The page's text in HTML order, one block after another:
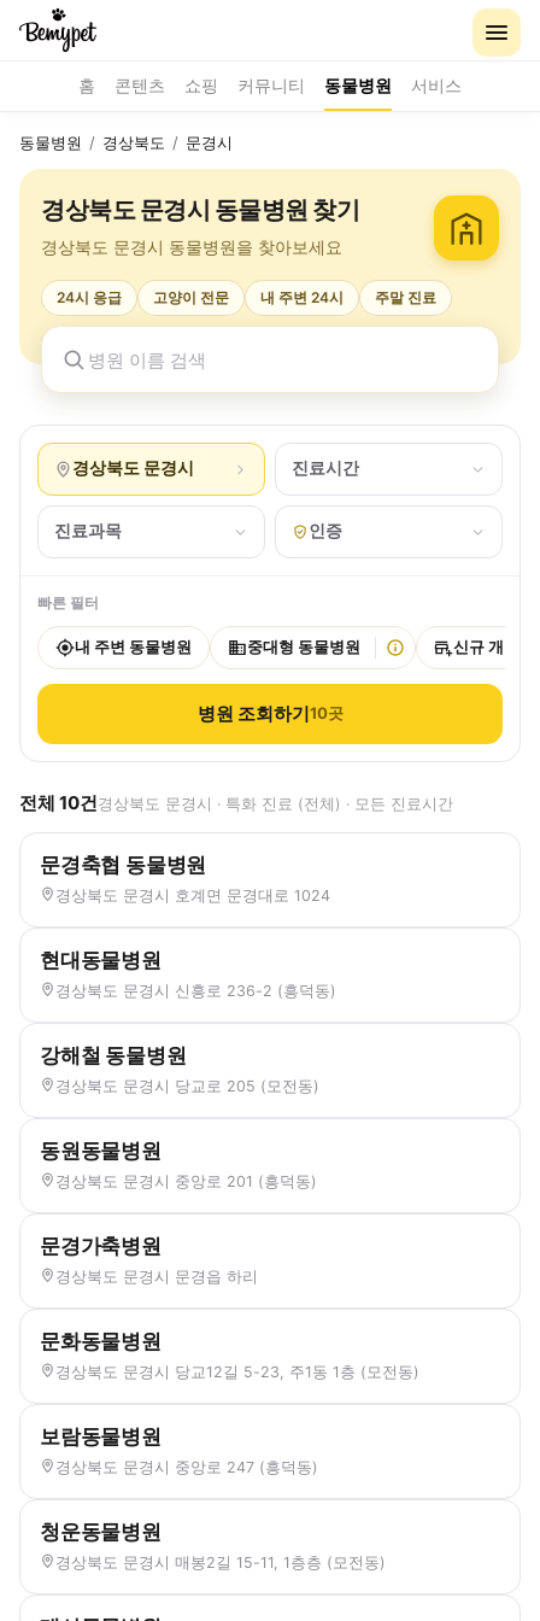
홈 콘텐츠 쇼핑 커뮤니티 동물병원 서비스
동물병원 / 경상북도 / 문경시
경상북도 문경시 동물병원 찾기
경상북도 문경시 동물병원을 찾아보세요
24시 응급 고양이 전문 내 주변 24시 주말 진료
경상북도 문경시 진료시간
진료과목 인증
빠른 필터
내 주변 동물병원 중대형 동물병원 신규 개원
병원 조회하기10곳
전체 10건경상북도 문경시 · 특화 진료 (전체) · 모든 진료시간
문경축협 동물병원
경상북도 문경시 호계면 문경대로 1024
현대동물병원
경상북도 문경시 신흥로 236-2 (흥덕동)
강해철 동물병원
경상북도 문경시 당교로 205 (모전동)
동원동물병원
경상북도 문경시 중앙로 201 (흥덕동)
문경가축병원
경상북도 문경시 문경읍 하리
문화동물병원
경상북도 문경시 당교12길 5-23, 주1동 1층 (모전동)
보람동물병원
경상북도 문경시 중앙로 247 (흥덕동)
청운동물병원
경상북도 문경시 매봉2길 15-11, 1층층 (모전동)